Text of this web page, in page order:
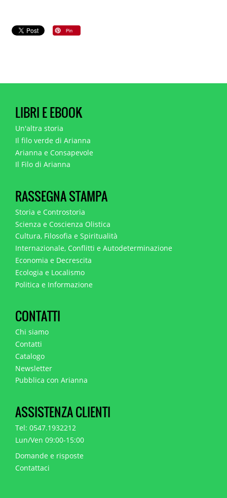
LIBRI E EBOOK
Un'altra storia
Il filo verde di Arianna
Arianna e Consapevole
Il Filo di Arianna
RASSEGNA STAMPA
Storia e Controstoria
Scienza e Coscienza Olistica
Cultura, Filosofia e Spiritualità
Internazionale, Conflitti e Autodeterminazione
Economia e Decrescita
Ecologia e Localismo
Politica e Informazione
CONTATTI
Chi siamo
Contatti
Catalogo
Newsletter
Pubblica con Arianna
ASSISTENZA CLIENTI
Tel: 0547.1932212
Lun/Ven 09:00-15:00
Domande e risposte
Contattaci